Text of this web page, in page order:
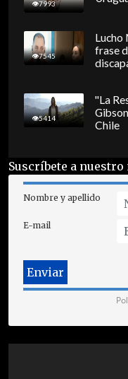
7993
7545
Lucho
frase
5414
"La
Chile
Suscríbete a
Nombre y apellido
E-mail